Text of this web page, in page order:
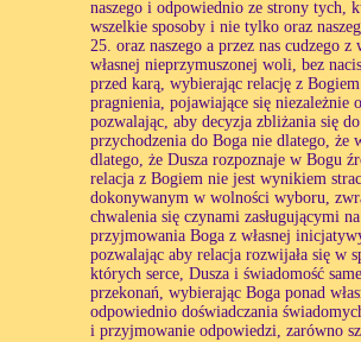
naszego i odpowiednio ze strony tych,
wszelkie sposoby i nie tylko oraz
25. oraz naszego a przez nas cudzego
własnej nieprzymuszonej woli, bez
przed karą, wybierając relację z
pragnienia, pojawiające się
pozwalając, aby decyzja zbliżania się
przychodzenia do Boga nie dlatego, że
dlatego, że Dusza rozpoznaje w Bogu
relacja z Bogiem nie jest wynikiem
dokonywanym w wolności wyboru,
chwalenia się czynami zasługującymi
przyjmowania Boga z własnej
pozwalając aby relacja rozwijała się w
których serce, Dusza i świadomość
przekonań, wybierając Boga ponad
odpowiednio doświadczania
i przyjmowanie odpowiedzi, zarówno